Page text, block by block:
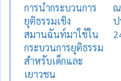
การนำกระบวนการ
ยุติธรรมเชิง
สมานฉันท์มาใช้ใน
กระบวนการยุติธรรม
สำหรับเด็กและ
เยาวชน
ณ
ป